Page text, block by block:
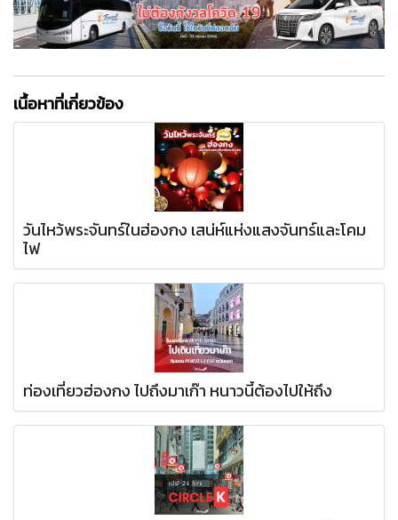
เนื้อหาที่เกี่ยวข้อง
วันไหว้พระจันทร์ในฮ่องกง เสน่ห์แห่งแสงจันทร์และโคม
ไฟ
ท่องเที่ยวฮ่องกง ไปถึงมาเก๊า หนาวนี้ต้องไปให้ถึง